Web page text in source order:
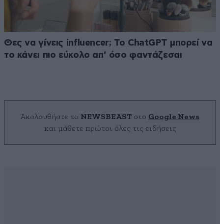
Θες να γίνεις influencer; Το ChatGPT μπορεί να
το κάνει πιο εύκολο απ’ όσο φαντάζεσαι
Ακολουθήστε το NEWSBEAST στο Google News
και μάθετε πρώτοι όλες τις ειδήσεις